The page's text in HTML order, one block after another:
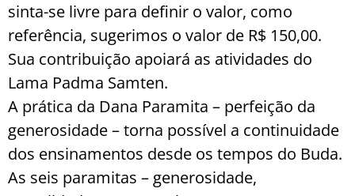
sinta-se livre para definir o valor, como
referência, sugerimos o valor de R$ 150,00.
Sua contribuição apoiará as atividades do
Lama Padma Samten.
A prática da Dana Paramita – perfeição da
generosidade – torna possível a continuidade
dos ensinamentos desde os tempos do Buda.
As seis paramitas – generosidade,